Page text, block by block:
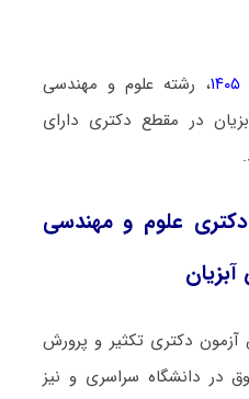
، رشته علوم و مهندسی
در مقطع دکتری دارای
علوم و مهندسی
دکتری تکثیر و پرورش
در دانشگاه سراسری و نیز